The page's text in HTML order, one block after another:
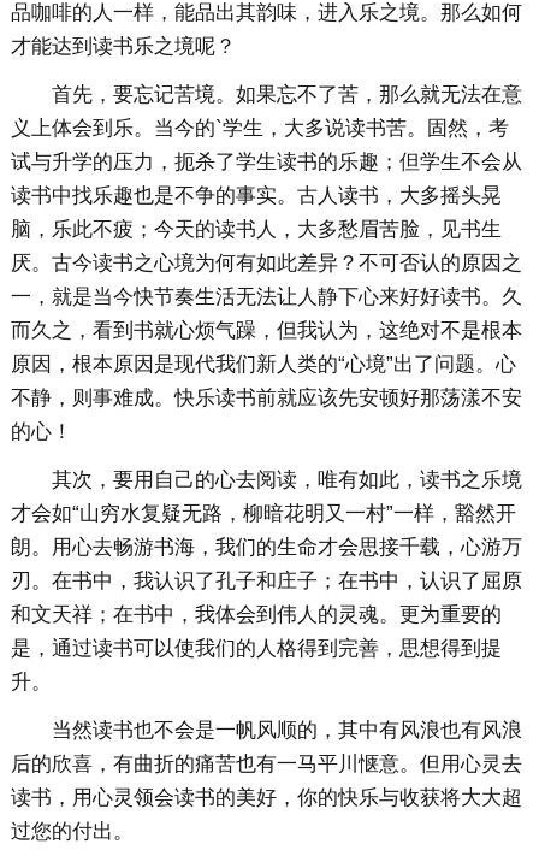
品咖啡的人一样，能品出其韵味，进入乐之境。那么如何
才能达到读书乐之境呢？
首先，要忘记苦境。如果忘不了苦，那么就无法在意
义上体会到乐。当今的`学生，大多说读书苦。固然，考
试与升学的压力，扼杀了学生读书的乐趣；但学生不会从
读书中找乐趣也是不争的事实。古人读书，大多摇头晃
脑，乐此不疲；今天的读书人，大多愁眉苦脸，见书生
厌。古今读书之心境为何有如此差异？不可否认的原因之
一，就是当今快节奏生活无法让人静下心来好好读书。久
而久之，看到书就心烦气躁，但我认为，这绝对不是根本
原因，根本原因是现代我们新人类的“心境”出了问题。心
不静，则事难成。快乐读书前就应该先安顿好那荡漾不安
的心！
其次，要用自己的心去阅读，唯有如此，读书之乐境
才会如“山穷水复疑无路，柳暗花明又一村”一样，豁然开
朗。用心去畅游书海，我们的生命才会思接千载，心游万
刃。在书中，我认识了孔子和庄子；在书中，认识了屈原
和文天祥；在书中，我体会到伟人的灵魂。更为重要的
是，通过读书可以使我们的人格得到完善，思想得到提
升。
当然读书也不会是一帆风顺的，其中有风浪也有风浪
后的欣喜，有曲折的痛苦也有一马平川惬意。但用心灵去
读书，用心灵领会读书的美好，你的快乐与收获将大大超
过您的付出。